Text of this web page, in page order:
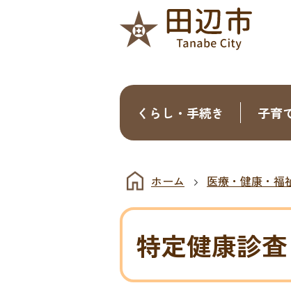
くらし・手続き 子育
ホーム 医療・健康・福
特定健康診